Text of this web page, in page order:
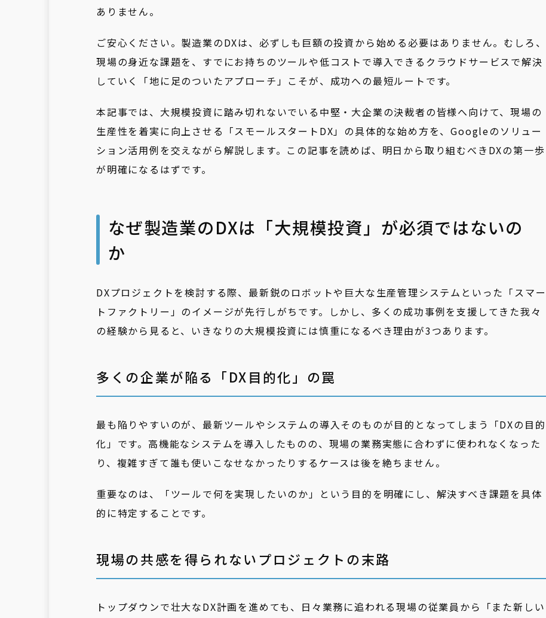
ありません。
ご安心ください。製造業のDXは、必ずしも巨額の投資から始める必要はありません。むしろ、
現場の身近な課題を、すでにお持ちのツールや低コストで導入できるクラウドサービスで解決
していく「地に足のついたアプローチ」こそが、成功への最短ルートです。
本記事では、大規模投資に踏み切れないでいる中堅・大企業の決裁者の皆様へ向けて、現場の
生産性を着実に向上させる「スモールスタートDX」の具体的な始め方を、Googleのソリュー
ション活用例を交えながら解説します。この記事を読めば、明日から取り組むべきDXの第一歩
が明確になるはずです。
なぜ製造業のDXは「大規模投資」が必須ではないの
か
DXプロジェクトを検討する際、最新鋭のロボットや巨大な生産管理システムといった「スマー
トファクトリー」のイメージが先行しがちです。しかし、多くの成功事例を支援してきた我々
の経験から見ると、いきなりの大規模投資には慎重になるべき理由が3つあります。
多くの企業が陥る「DX目的化」の罠
最も陥りやすいのが、最新ツールやシステムの導入そのものが目的となってしまう「DXの目的
化」です。高機能なシステムを導入したものの、現場の業務実態に合わずに使われなくなった
り、複雑すぎて誰も使いこなせなかったりするケースは後を絶ちません。
重要なのは、「ツールで何を実現したいのか」という目的を明確にし、解決すべき課題を具体
的に特定することです。
現場の共感を得られないプロジェクトの末路
トップダウンで壮大なDX計画を進めても、日々業務に追われる現場の従業員から「また新しい